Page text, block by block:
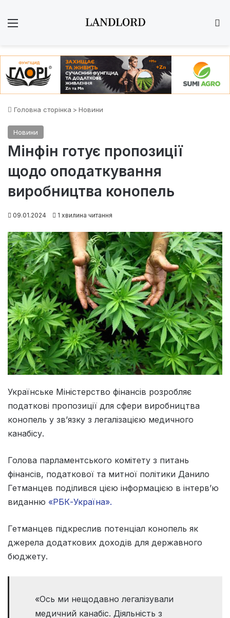
Головна сторінка > Новини
Новини
Мінфін готує пропозиції
щодо оподаткування
виробництва конопель
09.01.2024 1 хвилина читання
Українське Міністерство фінансів розробляє
податкові пропозиції для сфери виробництва
конопель у зв’язку з легалізацією медичного
канабісу.
Голова парламентського комітету з питань
фінансів, податкової та митної політики Данило
Гетманцев поділився цією інформацією в інтерв’ю
виданню «РБК-Україна».
Гетманцев підкреслив потенціал конопель як
джерела додаткових доходів для державного
бюджету.
«Ось ми нещодавно легалізували
медичний канабіс. Діяльність з